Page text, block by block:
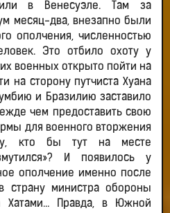
в Венесуэле. Там за
месяц-два, внезапно были
ополчения, численностью
Это отбило охоту у
военных открыто пойти на
на сторону путчиста Хуана
и Бразилию заставило
чем предоставить свою
для военного вторжения
кто бы тут на месте
И появилось у
ополчение именно после
страну министра обороны
Хатами… Правда, в Южной